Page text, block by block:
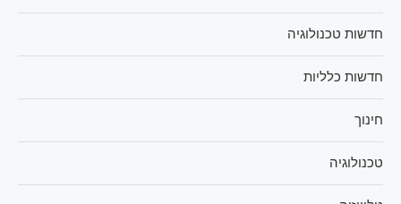
חדשות טכנולוגיה
חדשות כלליות
חינוך
טכנולוגיה